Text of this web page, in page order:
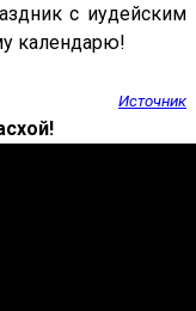
с иудейским
календарю!
Источник